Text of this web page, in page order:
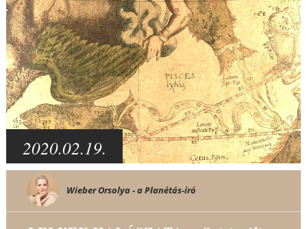
2020.02.19.
Wieber Orsolya - a Planétás-író